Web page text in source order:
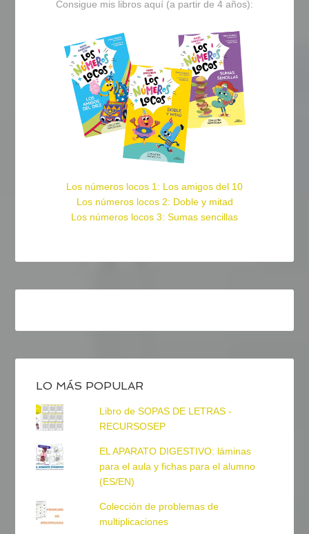
Consigue mis libros aquí (a partir de 4 años):
Los números locos 1: Los amigos del 10
Los números locos 2: Doble y mitad
Los números locos 3: Sumas sencillas
LO MÁS POPULAR
Libro de SOPAS DE LETRAS -
RECURSOSEP
EL APARATO DIGESTIVO: láminas
para el aula y fichas para el alumno
(ES/EN)
Colección de problemas de
multiplicaciones